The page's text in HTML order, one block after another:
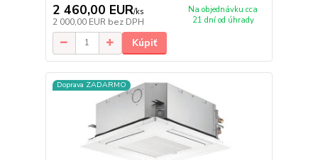
2 460,00 EUR/ks
2 000,00 EUR bez DPH
Na objednávku cca
21 dní od úhrady
Kúpiť
Doprava ZADARMO